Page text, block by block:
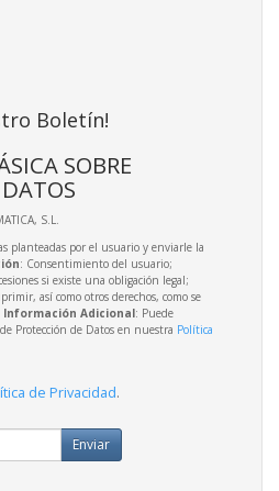
Boletín!
SOBRE
S.L.
planteadas por el usuario y enviarle la
: Consentimiento del usuario;
si existe una obligación legal;
así como otros derechos, como se
Información Adicional: Puede
Protección de Datos en nuestra Política
de Privacidad.
Enviar